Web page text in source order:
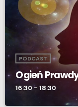
PODCAST
Ogień
16:30 - 18:30